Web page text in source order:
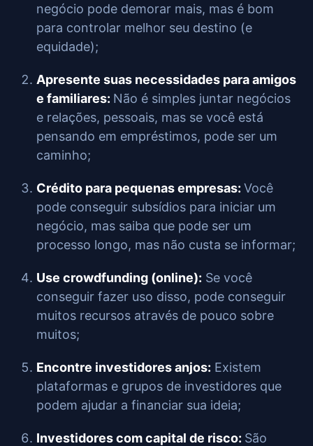
negócio pode demorar mais, mas é bom
para controlar melhor seu destino (e
equidade);
Apresente suas necessidades para amigos
e familiares: Não é simples juntar negócios
e relações, pessoais, mas se você está
pensando em empréstimos, pode ser um
caminho;
Crédito para pequenas empresas: Você
pode conseguir subsídios para iniciar um
negócio, mas saiba que pode ser um
processo longo, mas não custa se informar;
Use crowdfunding (online): Se você
conseguir fazer uso disso, pode conseguir
muitos recursos através de pouco sobre
muitos;
Encontre investidores anjos: Existem
plataformas e grupos de investidores que
podem ajudar a financiar sua ideia;
Investidores com capital de risco: São